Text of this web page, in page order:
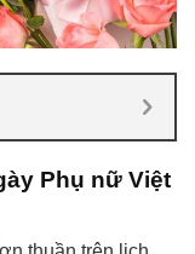
Phụ nữ Việt